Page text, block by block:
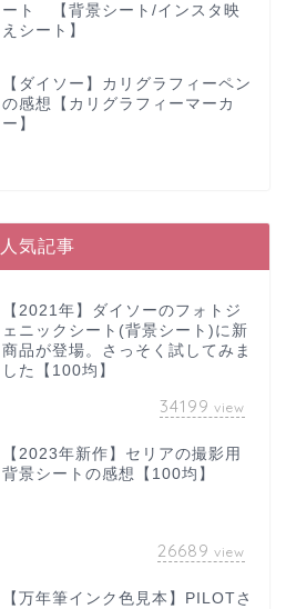
ート 【背景シート/インスタ映
えシート】
【ダイソー】カリグラフィーペン
の感想【カリグラフィーマーカ
ー】
人気記事
【2021年】ダイソーのフォトジ
ェニックシート(背景シート)に新
商品が登場。さっそく試してみま
した【100均】
34199 view
【2023年新作】セリアの撮影用
背景シートの感想【100均】
26689 view
【万年筆インク色見本】PILOTさ